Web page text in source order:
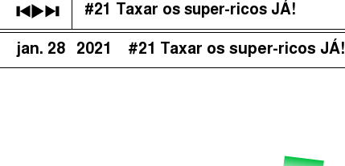
É Da Sua Conta ( )
The Taxcast
#21 Taxar os super-ricos JÁ!
jan. 28 2021 #21 Taxar os super-ricos JÁ!